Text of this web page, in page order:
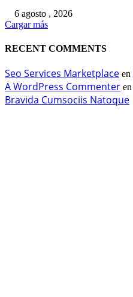
6 agosto , 2026
Cargar más
RECENT COMMENTS
Seo Services Marketplace en
A WordPress Commenter en
Bravida Cumsociis Natoque